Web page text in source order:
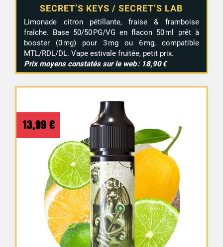
SECRET’S KEYS / SECRET’S LAB
Limonade citron pétillante, fraise & framboise
fraîche. Base 50/50 PG/VG en flacon 50 ml prêt à
booster (0 mg) pour 3 mg ou 6 mg, compatible
MTL/RDL/DL. Vape estivale fruitée, petit prix.
Prix moyens constatés sur le web : 18,90 €
13,99 €